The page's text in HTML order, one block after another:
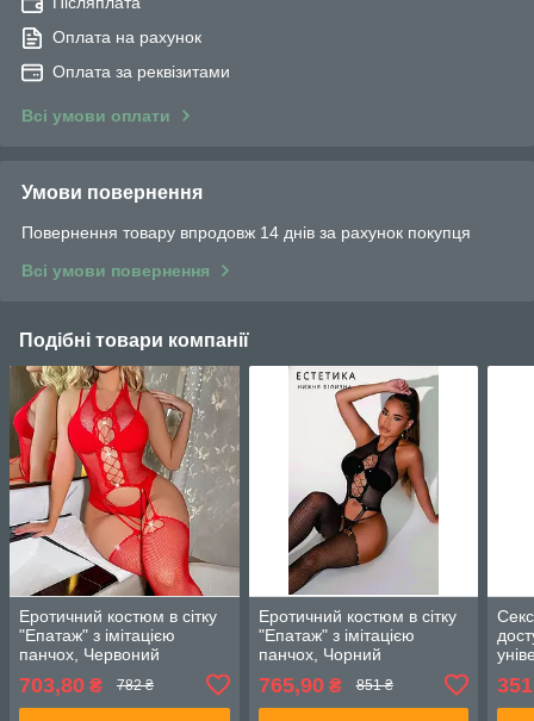
Оплата на рахунок
Оплата за реквізитами
Всі умови оплати
Умови повернення
Повернення товару впродовж 14 днів за рахунок покупця
Всі умови повернення
Подібні товари компанії
Еротичний костюм в сітку
"Епатаж" з імітацією
панчох, Червоний
703,80 ₴ 782 ₴
Еротичний костюм в сітку
"Епатаж" з імітацією
панчох, Чорний
765,90₴ 851 ₴ 351